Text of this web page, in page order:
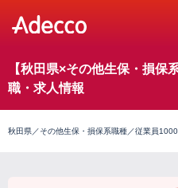
【秋田県×その他生保・損保
職・求人情報
秋田県／その他生保・損保系職種／従業員